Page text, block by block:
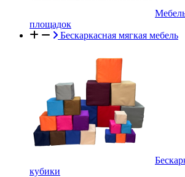
площадок
Бескаркасная мягкая мебель
кубики